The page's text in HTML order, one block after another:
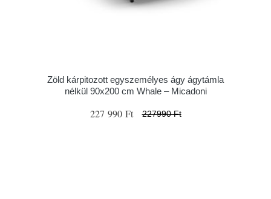
Zöld kárpitozott egyszemélyes ágy ágytámla
nélkül 90x200 cm Whale – Micadoni
227 990 Ft 227990 Ft